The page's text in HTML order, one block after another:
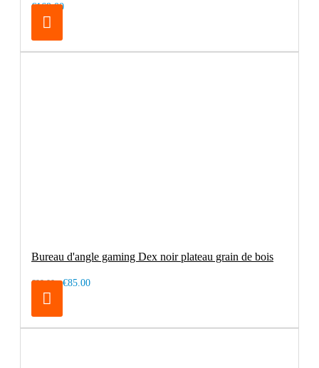
€169.00
Bureau d'angle gaming Dex noir plateau grain de bois
€99.00 €85.00